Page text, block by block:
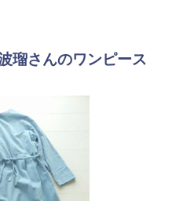
瑠さんのワンピース